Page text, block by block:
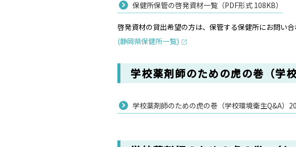
保健所保管の啓発資材一覧（PDF形式 108KB）
啓発資材の貸出希望の方は、保管する保健所にお問い合
(静岡県保健所一覧)
学校薬剤師のための虎の巻（学
学校薬剤師のための虎の巻（学校環境衛生Q&A）